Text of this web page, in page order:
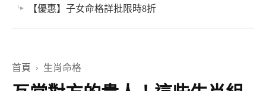
【優惠】子女命格詳批限時8折